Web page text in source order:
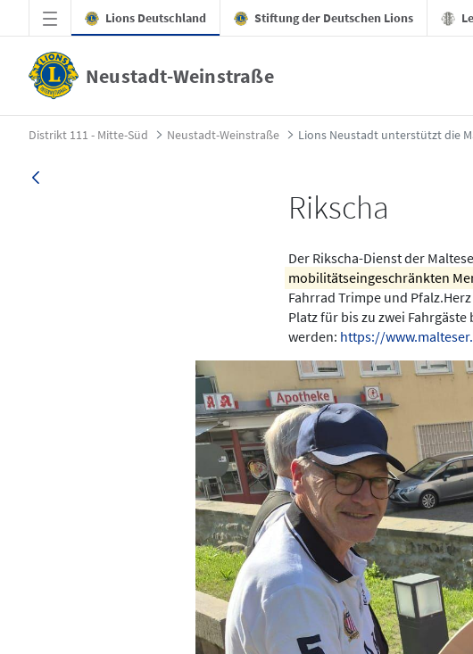
Zum Hauptinhalt springen
Lions Deutschland Stiftung der Deutschen Lions
Neustadt-Weinstraße
Lions Neustadt unterstützt die Maltheser bei der
Distrikt 111 - Mitte-Süd Neustadt-Weinstraße
Rikscha
Der Rikscha-Dienst der
mobilitätseingeschränkten
Fahrrad Trimpe und
Platz für bis zu zwei
werden: https://